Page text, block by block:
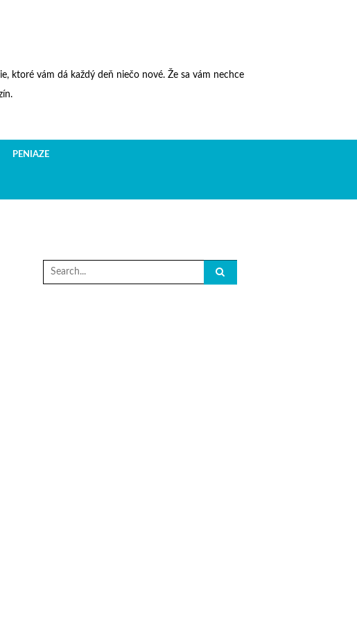
ktoré vám dá každý deň niečo nové. Že sa vám nechce
PENIAZE
Search
for: